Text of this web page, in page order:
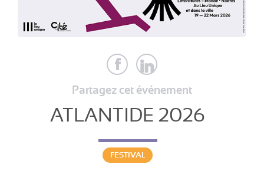
Partagez cet événement
ATLANTIDE 2026
FESTIVAL